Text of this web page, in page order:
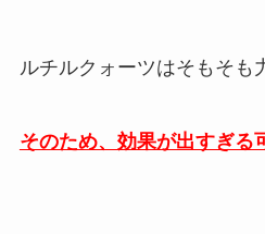
ルチルクォーツはそもそも
そのため、効果が出すぎる